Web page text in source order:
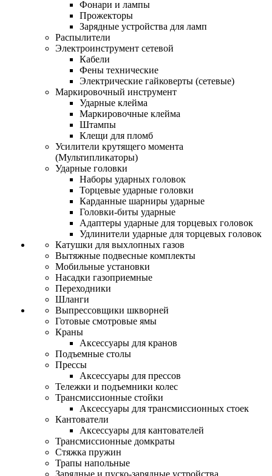
Фонари и лампы
Прожекторы
Зарядные устройства для ламп
Распылители
Электроинструмент сетевой
Кабели
Фены технические
Электрические гайковерты (сетевые)
Маркировочный инструмент
Ударные клейма
Маркировочные клейма
Штампы
Клещи для пломб
Усилители крутящего момента
(Мультипликаторы)
Ударные головки
Наборы ударных головок
Торцевые ударные головки
Карданные шарниры ударные
Головки-биты ударные
Адаптеры ударные для торцевых головок
Удлинители ударные для торцевых головок
Катушки для выхлопных газов
Вытяжные подвесные комплекты
Мобильные установки
Насадки газоприемные
Переходники
Шланги
Выпрессовщики шкворней
Готовые смотровые ямы
Краны
Аксессуары для кранов
Подъемные столы
Прессы
Аксессуары для прессов
Тележки и подъемники колес
Трансмиссионные стойки
Аксессуары для трансмиссионных стоек
Кантователи
Аксессуары для кантователей
Трансмиссионные домкраты
Стяжка пружин
Трапы напольные